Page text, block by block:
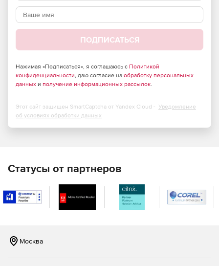
ПОДПИСАТЬСЯ
Нажимая «Подписаться», я соглашаюсь с Политикой
конфиденциальности, даю согласие на обработку персональных
данных и получение информационных рассылок.
Этот сайт защищен SmartCaptcha от Yandex Cloud - Уведомление
об условиях обработки данных
Статусы от партнеров
Москва